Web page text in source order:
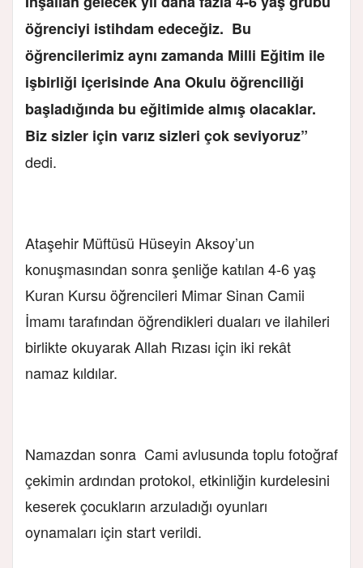
öğrenciyi istihdam edeceğiz. Bu
öğrencilerimiz aynı zamanda Milli Eğitim ile
işbirliği içerisinde Ana Okulu öğrenciliği
başladığında bu eğitimide almış olacaklar.
Biz sizler için varız sizleri çok seviyoruz”
dedi.
Ataşehir Müftüsü Hüseyin Aksoy’un
konuşmasından sonra şenliğe katılan 4-6 yaş
Kuran Kursu öğrencileri Mimar Sinan Camii
İmamı tarafından öğrendikleri duaları ve ilahileri
birlikte okuyarak Allah Rızası için iki rekât
namaz kıldılar.
Namazdan sonra Cami avlusunda toplu fotoğraf
çekimin ardından protokol, etkinliğin kurdelesini
keserek çocukların arzuladığı oyunları
oynamaları için start verildi.